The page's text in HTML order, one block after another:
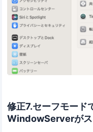
修正7.セーフモー
WindowServerがス